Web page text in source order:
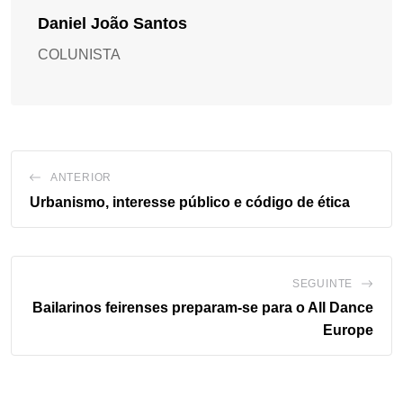
Daniel João Santos
COLUNISTA
ANTERIOR
Urbanismo, interesse público e código de ética
SEGUINTE
Bailarinos feirenses preparam-se para o All Dance
Europe